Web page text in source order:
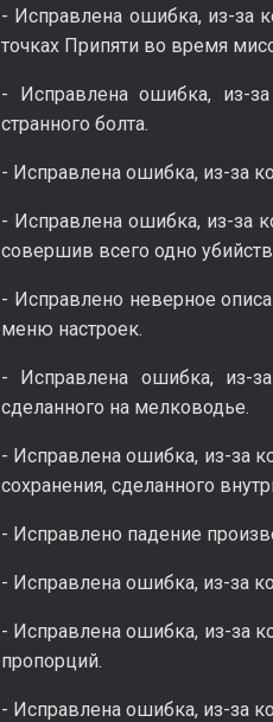
- Исправлена ошибка, из-за
точках Припяти во время
- Исправлена ошибка, из-
странного болта.
- Исправлена ошибка, из-за
- Исправлена ошибка, из-за
совершив всего одно
- Исправлено неверное
меню настроек.
- Исправлена ошибка, из-
сделанного на мелководье.
- Исправлена ошибка, из-за
сохранения, сделанного
- Исправлено падение
- Исправлена ошибка, из-за
- Исправлена ошибка, из-за
пропорций.
- Исправлена ошибка, из-за